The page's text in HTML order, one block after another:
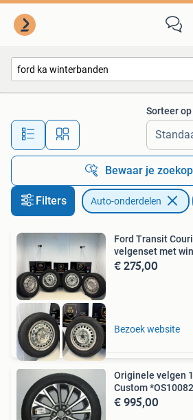
Alle afstanden…
Sorteer op
Bewaar je
Filters Auto-onderdelen
Ford Transit
velgenset met
€ 275,00
Bezoek website
Originele velgen
Custom
€ 995,00